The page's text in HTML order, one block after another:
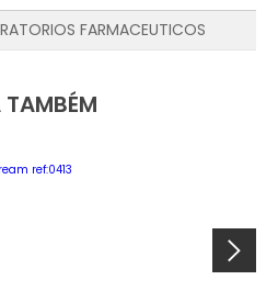
FARMACEUTICOS
TAMBÉM